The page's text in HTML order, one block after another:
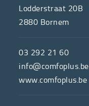
ONS
de
hulpmiddelenwinkel
van
Lodderstraat 20B
2880 Bornem
03 292 21 60
info@comfoplus.be
www.comfoplus.be